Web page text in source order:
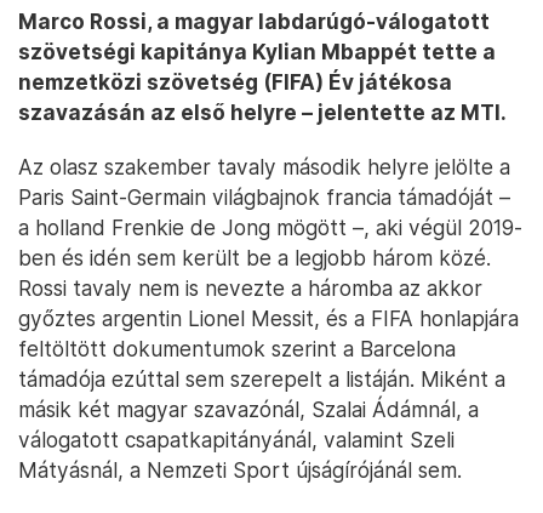
Marco Rossi, a magyar labdarúgó-válogatott
szövetségi kapitánya Kylian Mbappét tette a
nemzetközi szövetség (FIFA) Év játékosa
szavazásán az első helyre – jelentette az MTI.
Az olasz szakember tavaly második helyre jelölte a
Paris Saint-Germain világbajnok francia támadóját –
a holland Frenkie de Jong mögött –, aki végül 2019-
ben és idén sem került be a legjobb három közé.
Rossi tavaly nem is nevezte a háromba az akkor
győztes argentin Lionel Messit, és a FIFA honlapjára
feltöltött dokumentumok szerint a Barcelona
támadója ezúttal sem szerepelt a listáján. Miként a
másik két magyar szavazónál, Szalai Ádámnál, a
válogatott csapatkapitányánál, valamint Szeli
Mátyásnál, a Nemzeti Sport újságírójánál sem.